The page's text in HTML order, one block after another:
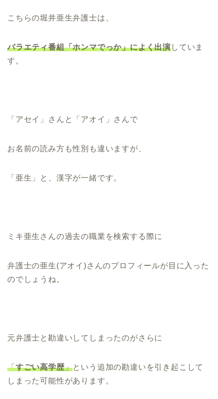
こちらの堀井亜生弁護士は、
バラエティ番組「ホンマでっか」によく出演していま
す。
「アセイ」さんと「アオイ」さんで
お名前の読み方も性別も違いますが、
「亜生」と、漢字が一緒です。
ミキ亜生さんの過去の職業を検索する際に
弁護士の亜生(アオイ)さんのプロフィールが目に入った
のでしょうね。
元弁護士と勘違いしてしまったのがさらに
「すごい高学歴」という追加の勘違いを引き起こして
しまった可能性があります。